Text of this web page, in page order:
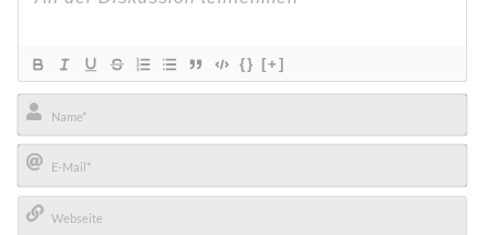
{} [+]
Name*
E-
Mail*